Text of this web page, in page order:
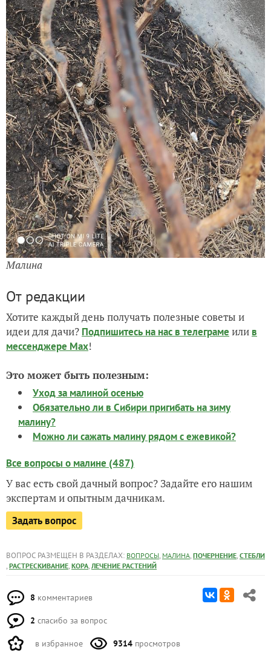
Малина
От редакции
Хотите каждый день получать полезные советы и
идеи для дачи? Подпишитесь на нас в телеграме или в
мессенджере Max!
Это может быть полезным:
Уход за малиной осенью
Обязательно ли в Сибири пригибать на зиму
малину?
Можно ли сажать малину рядом с ежевикой?
Все вопросы о малине (487)
У вас есть свой дачный вопрос? Задайте его нашим
экспертам и опытным дачникам.
Задать вопрос
ВОПРОС РАЗМЕЩЕН В РАЗДЕЛАХ: ВОПРОСЫ, МАЛИНА, ПОЧЕРНЕНИЕ, СТЕБЛИ
, РАСТРЕСКИВАНИЕ, КОРА, ЛЕЧЕНИЕ РАСТЕНИЙ
8 комментариев
2 спасибо за вопрос
в избранное 9314 просмотров